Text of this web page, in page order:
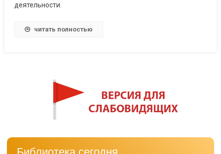
деятельности.
читать полностью